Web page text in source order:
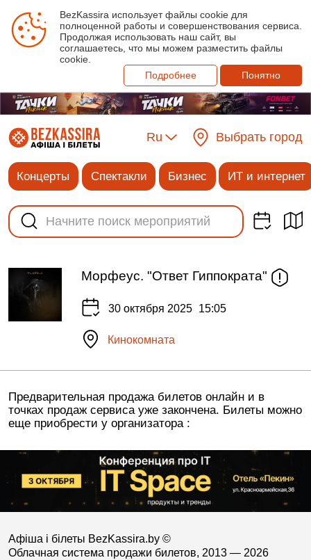
BezKassira использует файлы cookie для
полноценной работы и совершенствования сервиса.
Продолжая использовать наш сайт, вы
соглашаетесь, что мы можем разместить файлы
cookie.
Подробнее
Понятно
Ru Выбрать город
Концерты Спектакли Бизнес ИТ и интернет
Морфеус. "Ответ Гиппократа"
30 октября 2025 15:05
Кинокомната
Предварительная продажа билетов онлайн и в
точках продаж сервиса уже закончена. Билеты можно
еще приобрести у организатора :
Афіша і білеты BezKassira.by ©
Облачная система продажи билетов, 2013 — 2026